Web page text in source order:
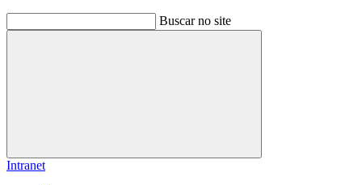
Buscar no site
Buscar
Intranet